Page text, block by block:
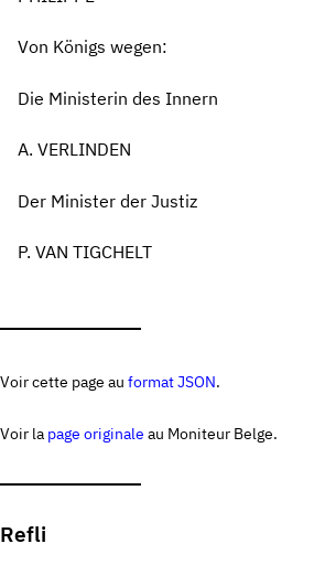
Von Königs wegen:
Die Ministerin des Innern
A. VERLINDEN
Der Minister der Justiz
P. VAN TIGCHELT
Voir cette page au format JSON.
Voir la page originale au Moniteur Belge.
Refli